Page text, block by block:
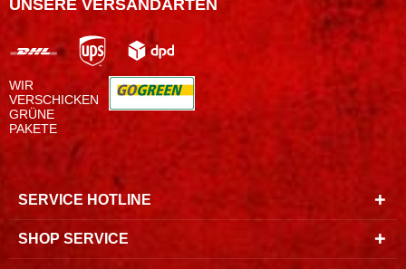
UNSERE VERSANDARTEN
WIR
VERSCHICKEN
GRÜNE
PAKETE
SERVICE HOTLINE
SHOP SERVICE